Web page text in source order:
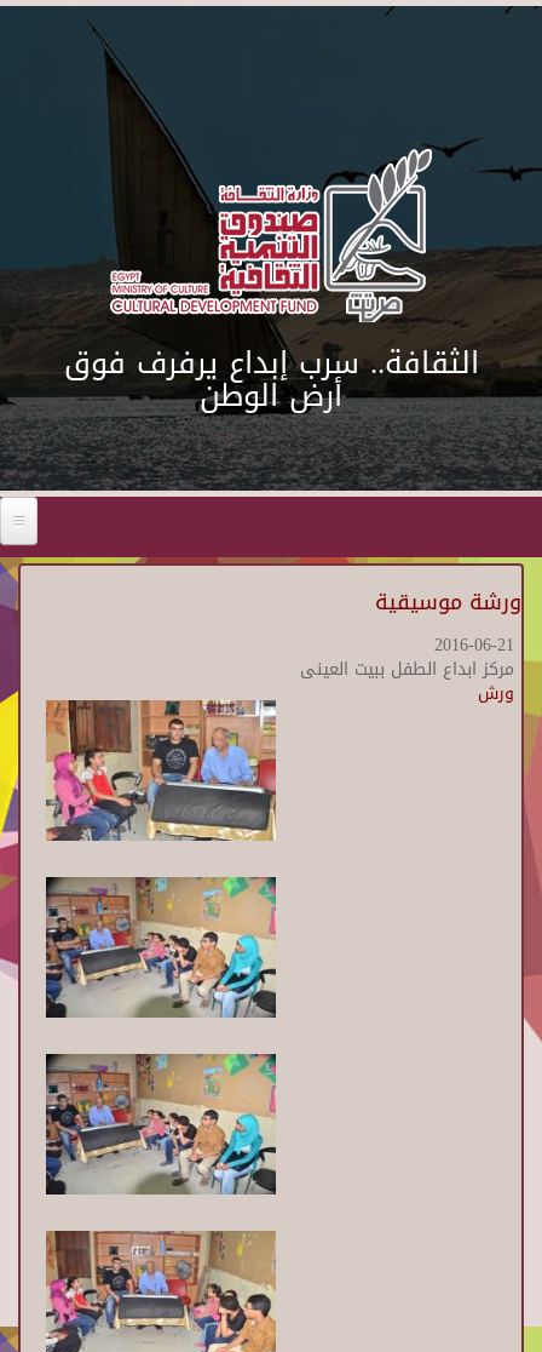
Skip to main content
الثقافة.. سرب إبداع يرفرف فوق
أرض الوطن
ورشة موسيقية
2016-06-21
مركز ابداع الطفل ببيت العينى
ورش